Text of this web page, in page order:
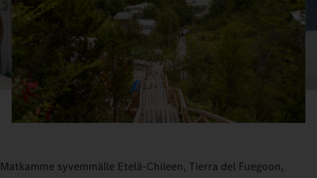
Matkamme syvemmälle Etelä-Chileen, Tierra del Fuegoon,